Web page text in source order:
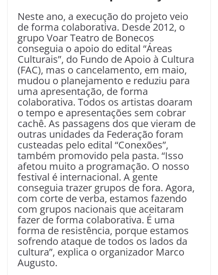
Neste ano, a execução do projeto veio
de forma colaborativa. Desde 2012, o
grupo Voar Teatro de Bonecos
conseguia o apoio do edital “Áreas
Culturais”, do Fundo de Apoio à Cultura
(FAC), mas o cancelamento, em maio,
mudou o planejamento e reduziu para
uma apresentação, de forma
colaborativa. Todos os artistas doaram
o tempo e apresentações sem cobrar
cachê. As passagens dos que vieram de
outras unidades da Federação foram
custeadas pelo edital “Conexões”,
também promovido pela pasta. “Isso
afetou muito a programação. O nosso
festival é internacional. A gente
conseguia trazer grupos de fora. Agora,
com corte de verba, estamos fazendo
com grupos nacionais que aceitaram
fazer de forma colaborativa. É uma
forma de resistência, porque estamos
sofrendo ataque de todos os lados da
cultura”, explica o organizador Marco
Augusto.